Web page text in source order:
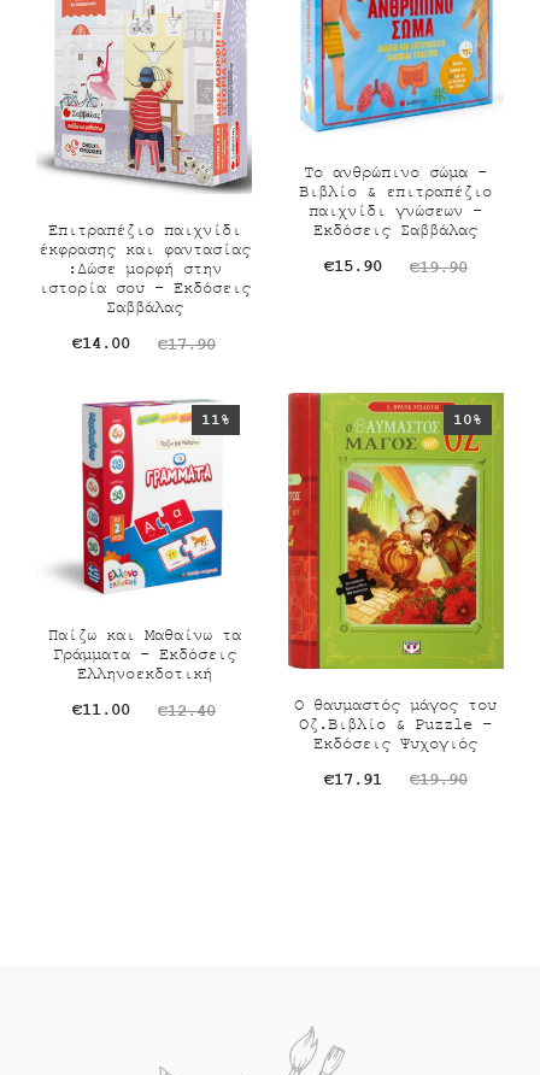
Επιτραπέζιο παιχνίδι
έκφρασης και φαντασίας
:Δώσε μορφή στην
ιστορία σου – Εκδόσεις
Σαββάλας
€17.90
Original
was:
€17.90.
€14.00
Η
Το ανθρώπινο σώμα –
Βιβλίο & επιτραπέζιο
παιχνίδι γνώσεων –
Εκδόσεις Σαββάλας
€19.90
Original
€15.90
Η
τρέχουσα
11%
Παίζω και Μαθαίνω τα
Γράμματα – Εκδόσεις
Ελληνοεκδοτική
€12.40
Original
€11.00
Η
10%
Ο θαυμαστός μάγος του
Οζ.Βιβλίο & Puzzle –
Εκδόσεις Ψυχογιός
€19.90
Original
€17.91
Η